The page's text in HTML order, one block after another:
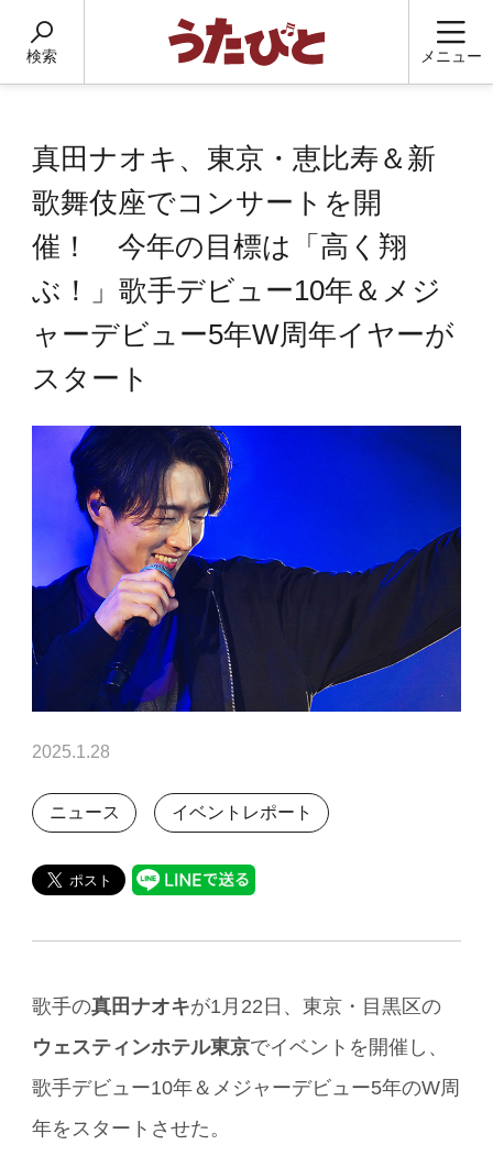
検索 メニュー
真田ナオキ、東京・恵比寿＆新
歌舞伎座でコンサートを開
催！ 今年の目標は「高く翔
ぶ！」歌手デビュー10年＆メジ
ャーデビュー5年W周年イヤーが
スタート
2025.1.28
ニュース イベントレポート
歌手の真田ナオキが1月22日、東京・目黒区の
ウェスティンホテル東京でイベントを開催し、
歌手デビュー10年＆メジャーデビュー5年のW周
年をスタートさせた。